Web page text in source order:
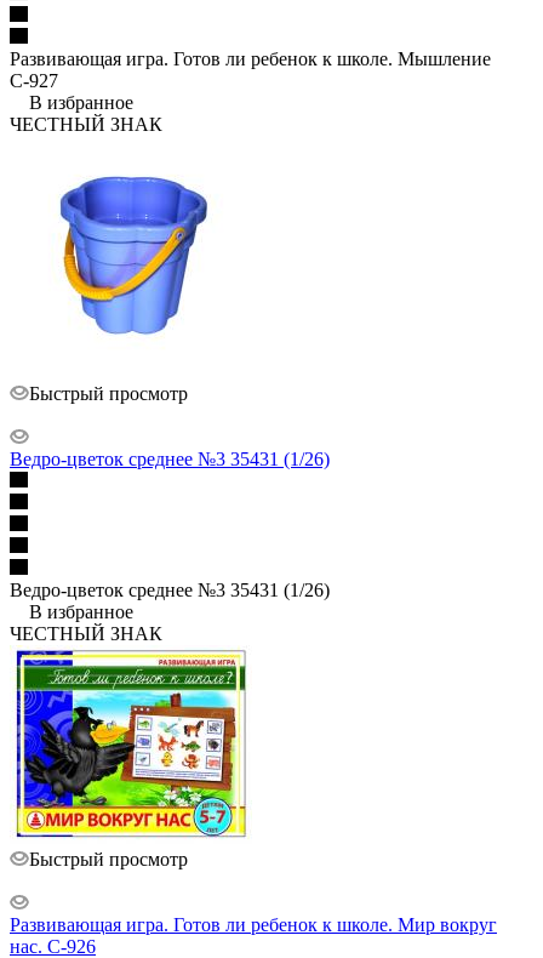
Развивающая игра. Готов ли ребенок к школе. Мышление
С-927
В избранное
ЧЕСТНЫЙ ЗНАК
Быстрый просмотр
Ведро-цветок среднее №3 35431 (1/26)
Ведро-цветок среднее №3 35431 (1/26)
В избранное
ЧЕСТНЫЙ ЗНАК
Быстрый просмотр
Развивающая игра. Готов ли ребенок к школе. Мир вокруг
нас. С-926